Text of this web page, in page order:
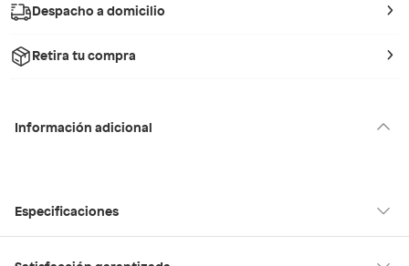
Despacho a domicilio
Retira tu compra
Información adicional
Especificaciones